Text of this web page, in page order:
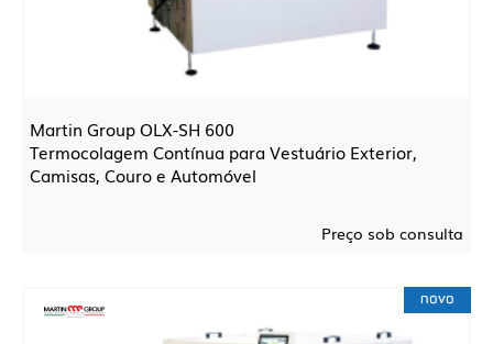
Martin Group OLX-SH 600
Termocolagem Contínua para Vestuário Exterior,
Camisas, Couro e Automóvel
Preço sob consulta
novo